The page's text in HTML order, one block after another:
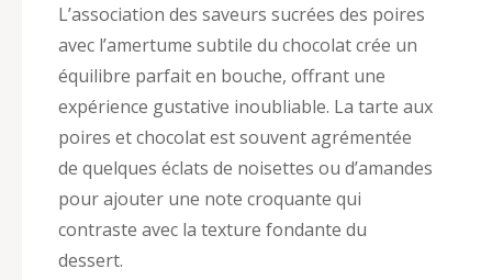
L’association des saveurs sucrées des poires
avec l’amertume subtile du chocolat crée un
équilibre parfait en bouche, offrant une
expérience gustative inoubliable. La tarte aux
poires et chocolat est souvent agrémentée
de quelques éclats de noisettes ou d’amandes
pour ajouter une note croquante qui
contraste avec la texture fondante du
dessert.